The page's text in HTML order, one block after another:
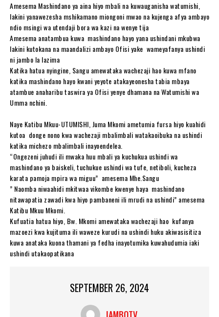
Amesema Mashindano ya aina hiyo mbali na kuwauganisha watumishi,
lakini yanawezesha mshikamano miongoni mwao na kujenga afya ambayo
ndio msingi wa utendaji bora wa kazi na wenye tija
Amesema anatambua kuwa mashindano hayo yana ushindani mkubwa
lakini kutokana na maandalizi ambayo Ofisi yake wameyafanya ushindi
ni jambo la lazima
Katika hatua nyingine, Sangu amewataka wachezaji hao kuwa mfano
katika mashindano hayo kwani yeyote atakayeonesha tabia mbaya
atambue anaharibu taswira ya Ofisi yenye dhamana na Watumishi wa
Umma nchini.
Naye Katibu Mkuu-UTUMISHI, Juma Mkomi ametumia fursa hiyo kuahidi
kutoa donge nono kwa wachezaji mbalimbali watakaoibuka na ushindi
katika michezo mbalimbali inayoendelea.
“Ongezeni juhudi ili mwaka huu mbali ya kuchukua ushindi wa
mashindano ya baiskeli, tuchukue ushindi wa tufe, netiboli, kucheza
karata pamoja mpira wa miguu” amesema Mhe.Sangu
” Naomba niwaahidi mkitwaa vikombe kwenye haya mashindano
nitawapatia zawadi kwa hiyo pambaneni ili mrudi na ushindi” amesema
Katibu Mkuu Mkomi.
Kufuatia hatua hiyo, Bw. Mkomi amewataka wachezaji hao kufanya
mazoezi kwa kujituma ili waweze kurudi na ushindi huku akiwasisitiza
kuwa anataka kuona thamani ya fedha inayotumika kuwahudumia iaki
ushindi utakaopatikana
SEPTEMBER 26, 2024